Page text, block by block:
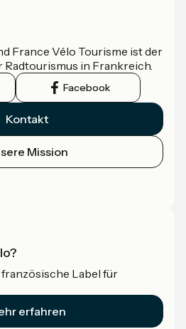
France Vélo Tourisme ist der
Radtourismus in Frankreich.
Facebook
Kontakt
Mission
französische Label für
erfahren